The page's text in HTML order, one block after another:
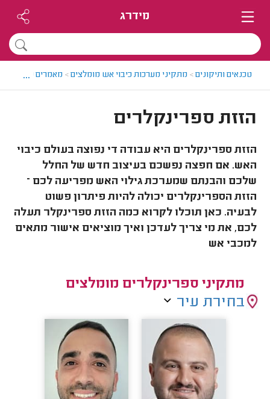
מידרג
טכנאים ותיקונים> מתקיני מערכות כיבוי אש מומלצים> מאמרים על...
הזזת ספרינקלרים
הזזת ספרינקלרים היא עבודה די נפוצה בעולם כיבוי
האש. אם חפצה נפשכם בעיצוב חדש של החלל
שלכם והבנתם שמערכת גילוי האש מפריעה לכם –
הזזת הספרינקלרים יכולה להיות פיתרון פשוט
לבעיה. כאן תוכלו לקרוא כמה הזזת ספרינקלר תעלה
לכם, את מי צריך לעדכן ואיך מוציאים אישור מתאים
למכבי אש
מתקיני ספרינקלרים מומלצים
בחירת עיר